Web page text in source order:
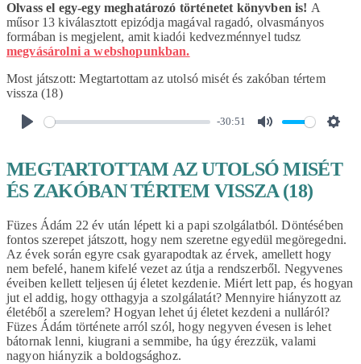
Olvass el egy-egy meghatározó történetet könyvben is! A
műsor 13 kiválasztott epizódja magával ragadó, olvasmányos
formában is megjelent, amit kiadói kedvezménnyel tudsz
megvásárolni a webshopunkban.
Most játszott:Megtartottam az utolsó misét és zakóban tértem
vissza (18)
-30:51
MEGTARTOTTAM AZ UTOLSÓ MISÉT
ÉS ZAKÓBAN TÉRTEM VISSZA (18)
Füzes Ádám 22 év után lépett ki a papi szolgálatból. Döntésében
fontos szerepet játszott, hogy nem szeretne egyedül megöregedni.
Az évek során egyre csak gyarapodtak az érvek, amellett hogy
nem befelé, hanem kifelé vezet az útja a rendszerből. Negyvenes
éveiben kellett teljesen új életet kezdenie. Miért lett pap, és hogyan
jut el addig, hogy otthagyja a szolgálatát? Mennyire hiányzott az
életéből a szerelem? Hogyan lehet új életet kezdeni a nulláról?
Füzes Ádám története arról szól, hogy negyven évesen is lehet
bátornak lenni, kiugrani a semmibe, ha úgy érezzük, valami
nagyon hiányzik a boldogsághoz.